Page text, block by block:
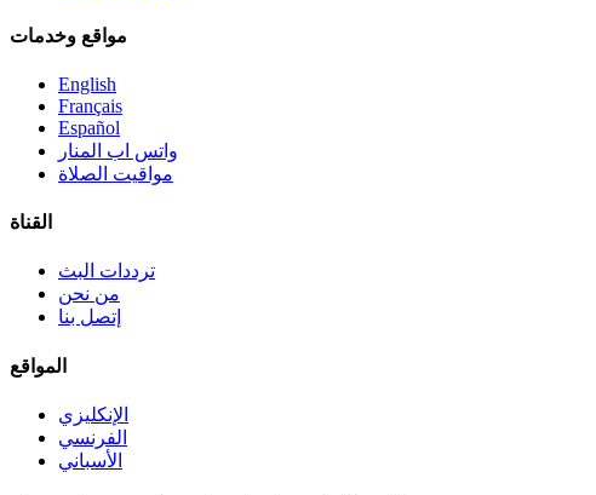
مواقع وخدمات
English
Français
Español
واتس اب المنار
مواقيت الصلاة
القناة
ترددات البث
من نحن
إتصل بنا
المواقع
الإنكليزي
الفرنسي
الأسباني